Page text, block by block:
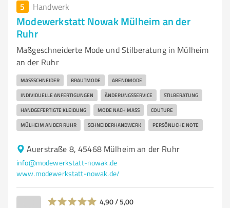
5 Handwerk
Modewerkstatt Nowak Mülheim an der
Ruhr
Maßgeschneiderte Mode und Stilberatung in Mülheim
an der Ruhr
MASSSCHNEIDER BRAUTMODE ABENDMODE
INDIVIDUELLE ANFERTIGUNGEN ÄNDERUNGSSERVICE STILBERATUNG
HANDGEFERTIGTE KLEIDUNG MODE NACH MASS COUTURE
MÜLHEIM AN DER RUHR SCHNEIDERHANDWERK PERSÖNLICHE NOTE
Auerstraße 8, 45468 Mülheim an der Ruhr
info@modewerkstatt-nowak.de
www.modewerkstatt-nowak.de/
4,90 / 5,00